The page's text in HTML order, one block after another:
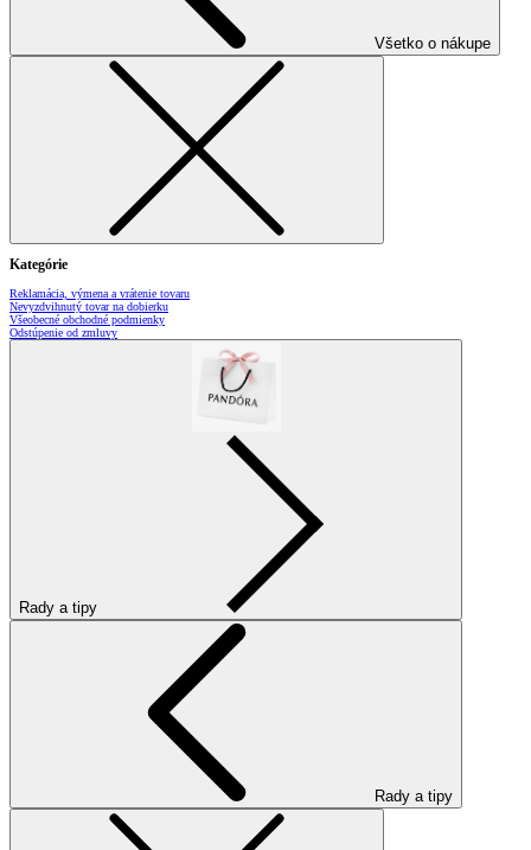
Všetko o nákupe
Kategórie
Reklamácia, výmena a vrátenie tovaru
Nevyzdvihnutý tovar na dobierku
Všeobecné obchodné podmienky
Odstúpenie od zmluvy
Rady a tipy
Rady a tipy